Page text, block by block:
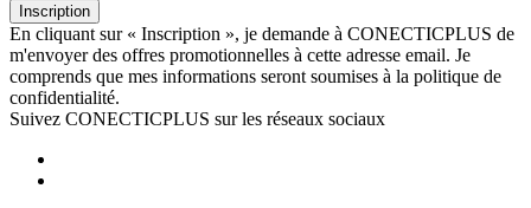
Inscription
En cliquant sur « Inscription », je demande à CONECTICPLUS de
m'envoyer des offres promotionnelles à cette adresse email. Je
comprends que mes informations seront soumises à la politique de
confidentialité.
Suivez CONECTICPLUS sur les réseaux sociaux